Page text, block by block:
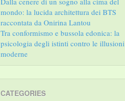
mondo: la lucida architettura dei BTS
raccontata da Onirina Lantou
Tra conformismo e bussola edonica: la
psicologia degli istinti contro le illusioni
moderne
CATEGORIES